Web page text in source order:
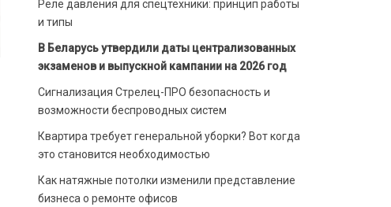
Реле давления для спецтехники: принцип работы
и типы
В Беларусь утвердили даты централизованных
экзаменов и выпускной кампании на 2026 год
Сигнализация Стрелец-ПРО безопасность и
возможности беспроводных систем
Квартира требует генеральной уборки? Вот когда
это становится необходимостью
Как натяжные потолки изменили представление
бизнеса о ремонте офисов